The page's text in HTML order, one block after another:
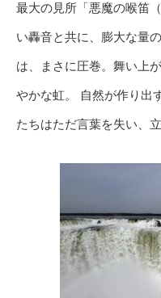
最大の見所「悪魔の喉笛
い轟音と共に、膨大な量
は、まさに圧巻。舞い上
やかな虹。 自然が作り出
たちはただ言葉を失い、